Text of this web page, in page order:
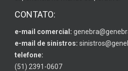
CONTATO:
e-mail comercial:
e-mail de sinistros:
telefone:
(51) 2391-0607